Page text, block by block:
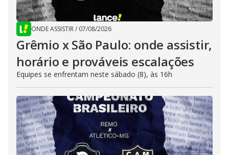
ONDE ASSISTIR/ 07/08/2026
Grêmio x São Paulo: onde assistir,
horário e prováveis escalações
Equipes se enfrentam neste sábado (8), às 16h